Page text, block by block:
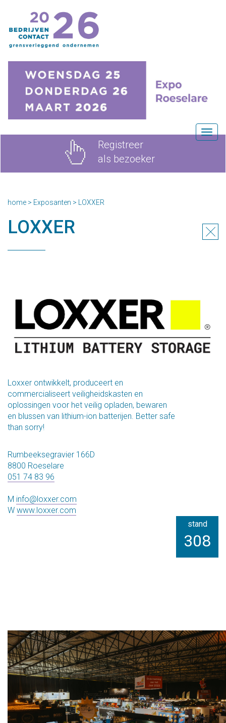
Registreer
als bezoeker
home > Exposanten > LOXXER
LOXXER
Loxxer ontwikkelt, produceert en
commercialiseert veiligheidskasten en
oplossingen voor het veilig opladen, bewaren
en blussen van lithium-ion batterijen. Better safe
than sorry!
Rumbeeksegravier 166D
8800 Roeselare
051 74 83 96
M info@loxxer.com
W www.loxxer.com
stand
308